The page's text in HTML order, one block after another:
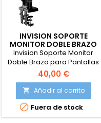
INVISION SOPORTE
MONITOR DOBLE BRAZO
PARA PANTALLAS 19-32
PULGADAS
Invision Soporte Monitor
Doble Brazo para Pantallas
19-32 Pulgadas VESA
75/100mm, Abrazadera de
Escritorio Soporte,
Inclinación Giratorio Rotar
con Ajuste de Altura,
Capacidad de Carga 2-9kg
40,00 €
 Añadir al carrito
 Fuera de stock